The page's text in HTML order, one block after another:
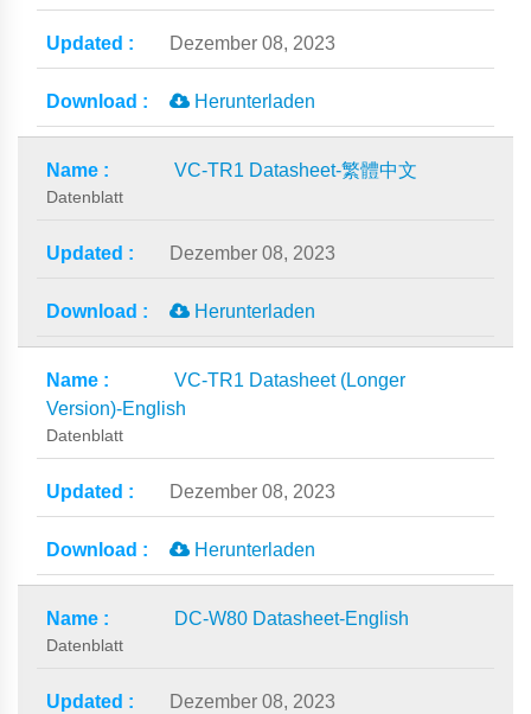
Dezember 08, 2023
Herunterladen
VC-TR1 Datasheet-繁體中文
Datenblatt
Dezember 08, 2023
Herunterladen
VC-TR1 Datasheet (Longer
Version)-English
Datenblatt
Dezember 08, 2023
Herunterladen
DC-W80 Datasheet-English
Datenblatt
Dezember 08, 2023